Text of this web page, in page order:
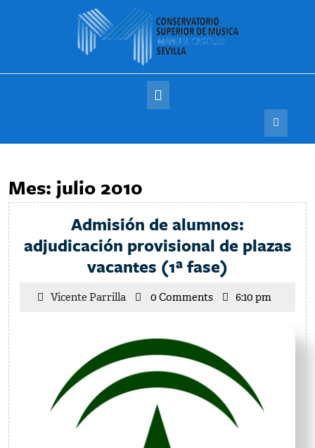
Mes: julio 2010
Admisión de alumnos:
adjudicación provisional de plazas
vacantes (1ª fase)
de
alumnos:
provisional
de
plazas
vacantes
(1ª
Vicente ParrillaVicente0 Comments 6:10 pm